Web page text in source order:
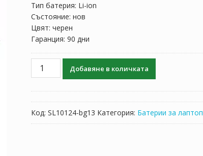
Тип батерия: Li-ion
Състояние: нов
Цвят: черен
Гаранция: 90 дни
количество
лаптоп
ACER
Добавяне в количката
Код: SL10124-bg13 Категория: Батерии за лаптоп